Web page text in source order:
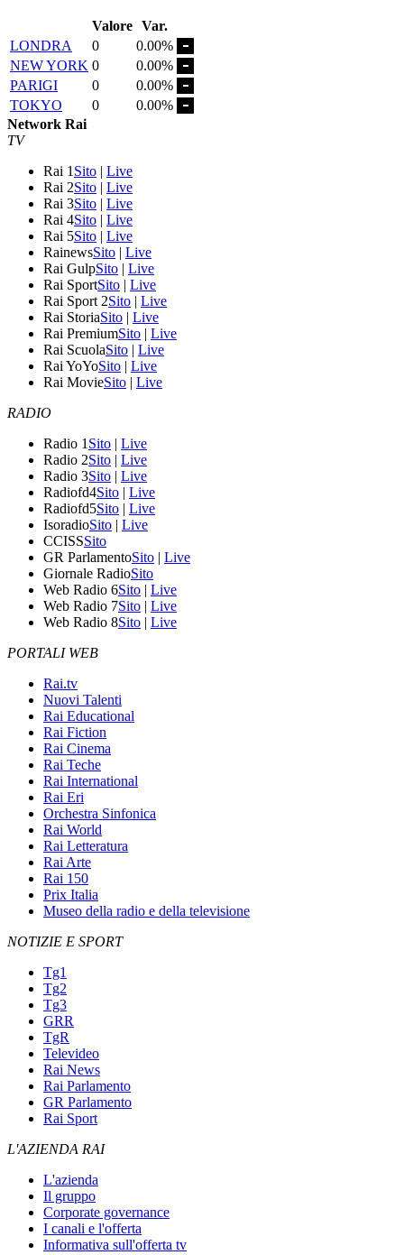
Valore Var.
LONDRA
0
0.00%
NEW YORK 0
0.00%
PARIGI
0
0.00%
TOKYO
0
0.00%
Network Rai
TV
Rai 1 Sito | Live
Rai 2Sito | Live
Rai 3Sito | Live
Rai 4Sito | Live
Rai 5Sito | Live
RainewsSito | Live
Rai GulpSito | Live
Rai SportSito | Live
Rai Sport 2Sito | Live
Rai StoriaSito | Live
Rai PremiumSito | Live
Rai ScuolaSito | Live
Rai YoYoSito | Live
Rai MovieSito | Live
RADIO
Radio 1 Sito | Live
Radio 2Sito | Live
Radio 3Sito | Live
Radiofd4Sito | Live
Radiofd5Sito | Live
IsoradioSito | Live
CCISSSito
GR ParlamentoSito | Live
Giornale RadioSito
Web Radio 6Sito | Live
Web Radio 7Sito | Live
Web Radio 8Sito | Live
PORTALI WEB
Rai.tv
Nuovi Talenti
Rai Educational
Rai Fiction
Rai Cinema
Rai Teche
Rai International
Rai Eri
Orchestra Sinfonica
Rai World
Rai Letteratura
Rai Arte
Rai 150
Prix Italia
Museo della radio e della televisione
NOTIZIE E SPORT
Tg1
Tg2
Tg3
GRR
TgR
Televideo
Rai News
Rai Parlamento
GR Parlamento
Rai Sport
L'AZIENDA RAI
L'azienda
Il gruppo
Corporate governance
I canali e l'offerta
Informativa sull'offerta tv